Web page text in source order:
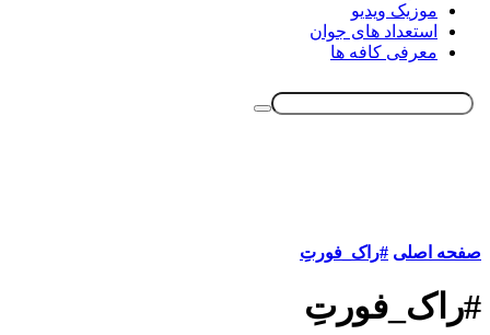
موزیک ویدیو
استعداد های جوان
معرفی کافه ها
صفحه اصلی #راک_فورتِ
#راک_فورتِ